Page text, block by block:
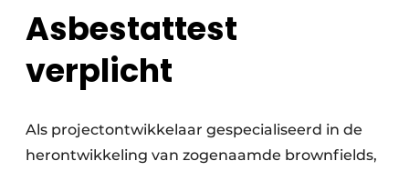
Asbestattest
verplicht
Als projectontwikkelaar gespecialiseerd in de
herontwikkeling van zogenaamde brownfields,